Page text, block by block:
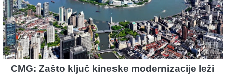
CMG: Zašto ključ kineske modernizacije leži